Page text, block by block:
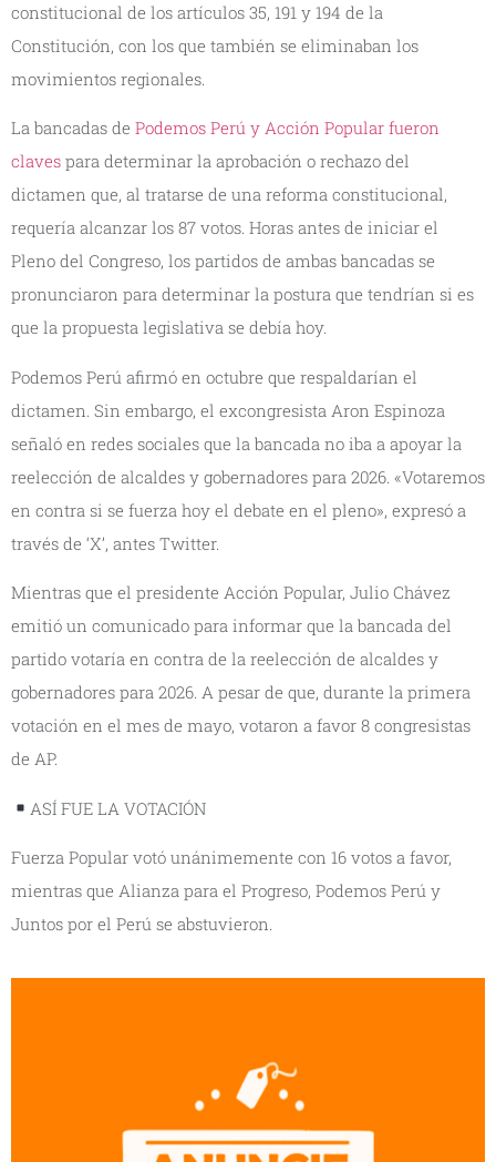
constitucional de los artículos 35, 191 y 194 de la
Constitución, con los que también se eliminaban los
movimientos regionales.
La bancadas de Podemos Perú y Acción Popular fueron
claves para determinar la aprobación o rechazo del
dictamen que, al tratarse de una reforma constitucional,
requería alcanzar los 87 votos. Horas antes de iniciar el
Pleno del Congreso, los partidos de ambas bancadas se
pronunciaron para determinar la postura que tendrían si es
que la propuesta legislativa se debía hoy.
Podemos Perú afirmó en octubre que respaldarían el
dictamen. Sin embargo, el excongresista Aron Espinoza
señaló en redes sociales que la bancada no iba a apoyar la
reelección de alcaldes y gobernadores para 2026. «Votaremos
en contra si se fuerza hoy el debate en el pleno», expresó a
través de ‘X’, antes Twitter.
Mientras que el presidente Acción Popular, Julio Chávez
emitió un comunicado para informar que la bancada del
partido votaría en contra de la reelección de alcaldes y
gobernadores para 2026. A pesar de que, durante la primera
votación en el mes de mayo, votaron a favor 8 congresistas
de AP.
ASÍ FUE LA VOTACIÓN
Fuerza Popular votó unánimemente con 16 votos a favor,
mientras que Alianza para el Progreso, Podemos Perú y
Juntos por el Perú se abstuvieron.